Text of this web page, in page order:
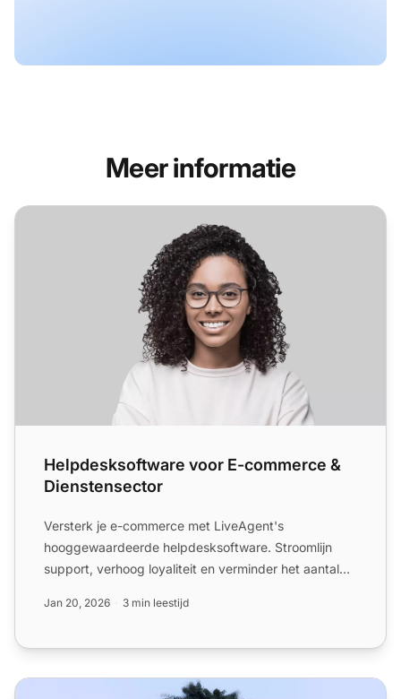
Meer informatie
Helpdesksoftware voor E-commerce & Dienstensector
Helpdesksoftware voor E-commerce &
Dienstensector
Versterk je e-commerce met LiveAgent's
hooggewaardeerde helpdesksoftware. Stroomlijn
support, verhoog loyaliteit en verminder het aantal
Jan 20, 2026 3 min leestijd
Help Desk Software voor Eenmanszaken - LiveAgent